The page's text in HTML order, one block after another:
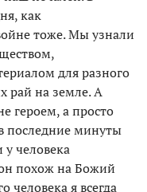
как
тоже. Мы узнали
для разного
рай на земле. А
героем, а просто
последние минуты
человека
похож на Божий
человека я всегда